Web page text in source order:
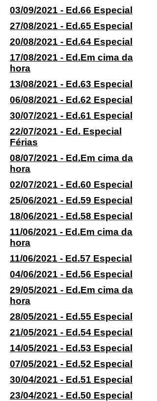
03/09/2021 - Ed.66 Especial
27/08/2021 - Ed.65 Especial
20/08/2021 - Ed.64 Especial
17/08/2021 - Ed.Em cima da
hora
13/08/2021 - Ed.63 Especial
06/08/2021 - Ed.62 Especial
30/07/2021 - Ed.61 Especial
22/07/2021 - Ed. Especial
Férias
08/07/2021 - Ed.Em cima da
hora
02/07/2021 - Ed.60 Especial
25/06/2021 - Ed.59 Especial
18/06/2021 - Ed.58 Especial
11/06/2021 - Ed.Em cima da
hora
11/06/2021 - Ed.57 Especial
04/06/2021 - Ed.56 Especial
29/05/2021 - Ed.Em cima da
hora
28/05/2021 - Ed.55 Especial
21/05/2021 - Ed.54 Especial
14/05/2021 - Ed.53 Especial
07/05/2021 - Ed.52 Especial
30/04/2021 - Ed.51 Especial
23/04/2021 - Ed.50 Especial